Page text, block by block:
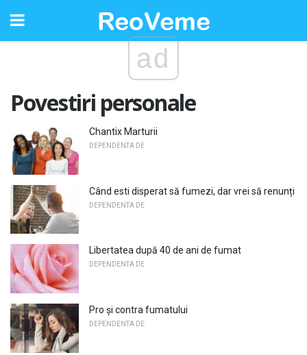
ad
Povestiri personale
Chantix Marturii
DEPENDENTA DE
Când esti disperat să fumezi, dar vrei să renunți
DEPENDENTA DE
Libertatea după 40 de ani de fumat
DEPENDENTA DE
Pro și contra fumatului
DEPENDENTA DE